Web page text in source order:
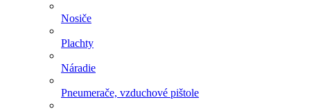
Nosiče
Plachty
Náradie
Pneumerače, vzduchové pištole